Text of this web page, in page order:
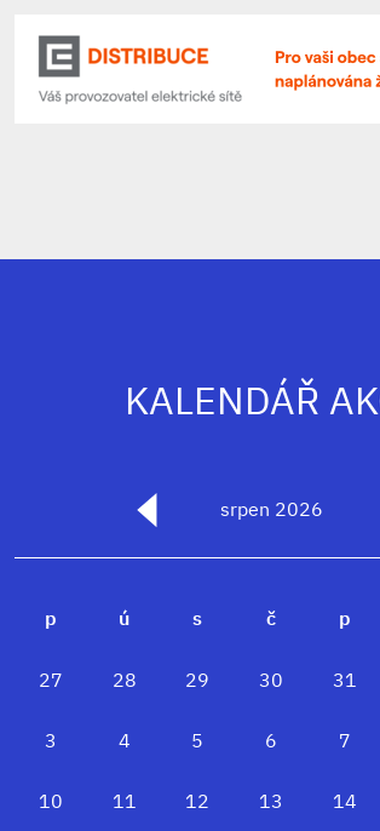
KALENDÁŘ
srpen 2026
p ú s č p
27 28 29 30 31
3 4 5 6 7
10 11 12 13 14